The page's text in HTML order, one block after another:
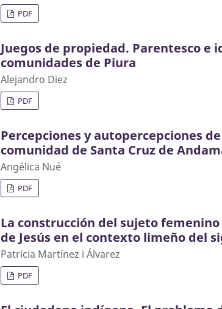
PDF
Juegos de propiedad. Parentesco e
comunidades de Piura
Alejandro Diez
PDF
Percepciones y autopercepciones
comunidad de Santa Cruz de
Angélica Nué
PDF
La construcción del sujeto
de Jesús en el contexto limeño del
Patricia Martínez i Álvarez
PDF